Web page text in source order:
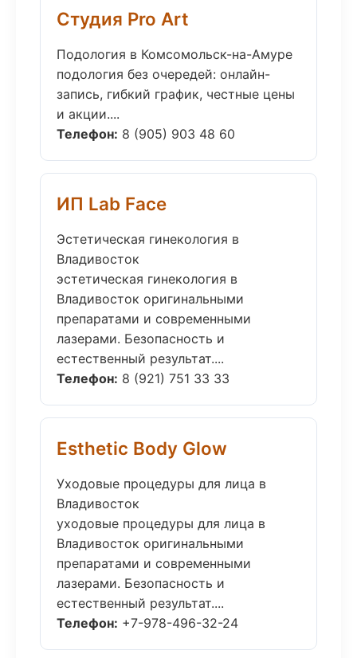
Студия Pro Art
Подология в Комсомольск-на-Амуре
подология без очередей: онлайн-
запись, гибкий график, честные цены
и акции....
Телефон: 8 (905) 903 48 60
ИП Lab Face
Эстетическая гинекология в
Владивосток
эстетическая гинекология в
Владивосток оригинальными
препаратами и современными
лазерами. Безопасность и
естественный результат....
Телефон: 8 (921) 751 33 33
Esthetic Body Glow
Уходовые процедуры для лица в
Владивосток
уходовые процедуры для лица в
Владивосток оригинальными
препаратами и современными
лазерами. Безопасность и
естественный результат....
Телефон: +7-978-496-32-24